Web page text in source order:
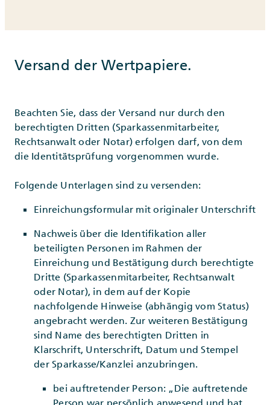
Versand der Wertpapiere.
Beachten Sie, dass der Versand nur durch den
berechtigten Dritten (Sparkassenmitarbeiter,
Rechtsanwalt oder Notar) erfolgen darf, von dem
die Identitätsprüfung vorgenommen wurde.
Folgende Unterlagen sind zu versenden:
Einreichungsformular mit originaler Unterschrift
Nachweis über die Identifikation aller
beteiligten Personen im Rahmen der
Einreichung und Bestätigung durch berechtigte
Dritte (Sparkassenmitarbeiter, Rechtsanwalt
oder Notar), in dem auf der Kopie
nachfolgende Hinweise (abhängig vom Status)
angebracht werden. Zur weiteren Bestätigung
sind Name des berechtigten Dritten in
Klarschrift, Unterschrift, Datum und Stempel
der Sparkasse/Kanzlei anzubringen.
bei auftretender Person: „Die auftretende